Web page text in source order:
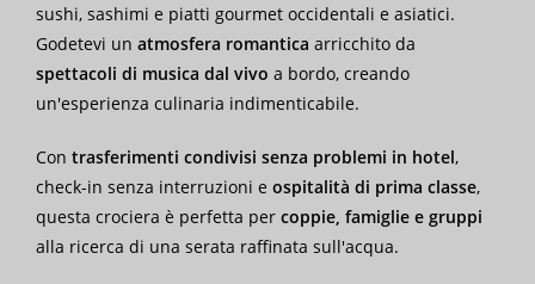
sushi, sashimi e piatti gourmet occidentali e asiatici.
Godetevi un atmosfera romantica arricchito da
spettacoli di musica dal vivo a bordo, creando
un'esperienza culinaria indimenticabile.
Con trasferimenti condivisi senza problemi in hotel,
check-in senza interruzioni e ospitalità di prima classe,
questa crociera è perfetta per coppie, famiglie e gruppi
alla ricerca di una serata raffinata sull'acqua.